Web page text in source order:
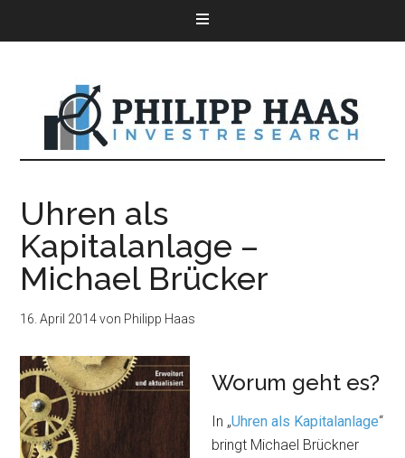
Uhren als
Kapitalanlage –
Michael Brücker
16. April 2014von Philipp Haas
Worum geht es?
In „Uhren als Kapitalanlage“
bringt Michael Brückner